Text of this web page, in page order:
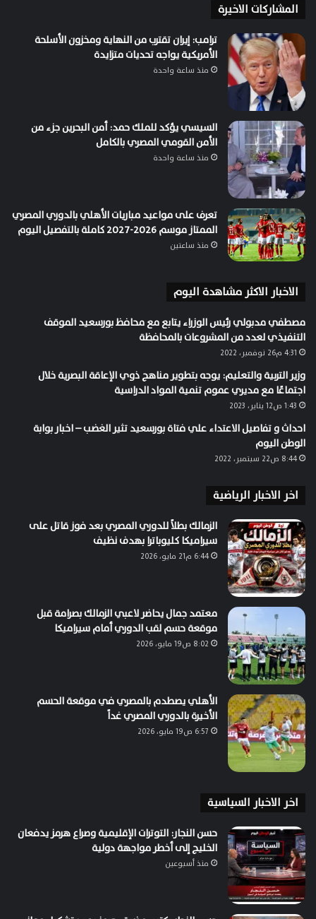
المشاركات الاخيرة
ترامب: إيران تقترب من النهاية ومخزون الأسلحة
الأمريكية يواجه تحديات متزايدة
منذ ساعة واحدة
السيسي يؤكد للملك حمد: أمن البحرين جزء من
الأمن القومي المصري بالكامل
منذ ساعة واحدة
تعرف على مواعيد مباريات الأهلي بالدوري المصري
الممتاز موسم 2026-2027 كاملة بالتفصيل اليوم
منذ ساعتين
الاخبار الاكثر مشاهدة اليوم
مصطفي مدبولي رئيس الوزراء يتابع مع محافظ بورسعيد الموقف
التنفيذي لعدد من المشروعات بالمحافظة
4:31 م26 نوفمبر، 2022
وزير التربية والتعليم: يوجه بتطوير مناهج ذوي الإعاقة البصرية خلال
اجتماعًا مع مديري عموم تنمية المواد الدراسية
1:43 ص12 يناير، 2023
احداث و تفاصيل الاعتداء علي فتاة بورسعيد تثير الغضب – اخبار بوابة
الوطن اليوم
8:44 ص22 سبتمبر، 2022
اخر الاخبار الرياضية
الزمالك بطلاً للدوري المصري بعد فوز قاتل على
سيراميكا كليوباترا بهدف نظيف
6:44 م21 مايو، 2026
معتمد جمال يحاضر لاعبي الزمالك بصرامة قبل
موقعة حسم لقب الدوري أمام سيراميكا
8:02 ص19 مايو، 2026
الأهلي يصطدم بالمصري في موقعة الحسم
الأخيرة بالدوري المصري غداً
6:57 ص19 مايو، 2026
اخر الاخبار السياسية
حسن النجار: التوترات الإقليمية وصراع هرمز يدفعان
الخليج إلى أخطر مواجهة دولية
منذ أسبوعين